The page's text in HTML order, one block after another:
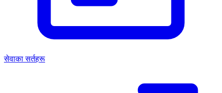
सेवाका सर्तहरू